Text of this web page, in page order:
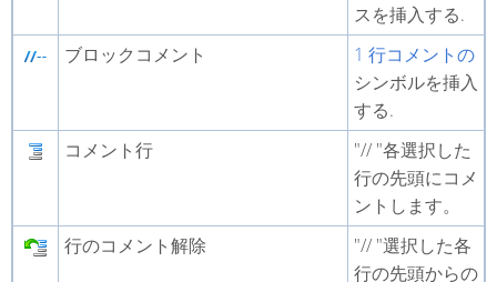
スを挿入する.
ブロックコメント
1 行コメントの
シンボルを挿入
する.
コメント行
"// "各選択した
行の先頭にコメ
ントします。
行のコメント解除
"// "選択した各
行の先頭からの